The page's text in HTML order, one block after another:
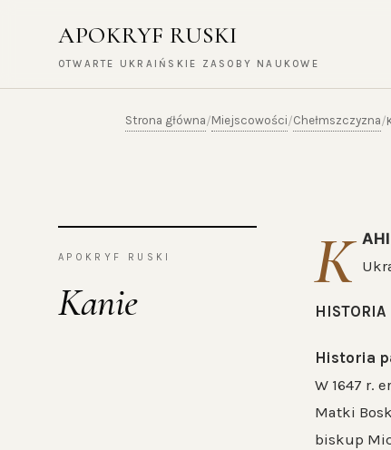
APOKRYF RUSKI
OTWARTE UKRAIŃSKIE ZASOBY NAUKOWE
Strona główna/Miejscowości/Chełmszczyzna/
APOKRYF RUSKI
Kanie
К
HISTORIA
Historia
W 1647 r.
Matki
biskup